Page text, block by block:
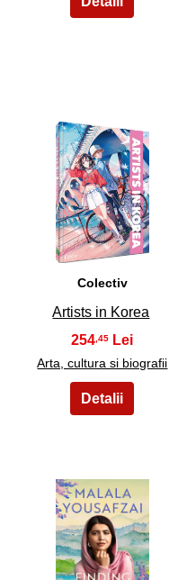
19
Colectiv
Artists in Korea
254 ,45
Arta, cultura si biografii
21